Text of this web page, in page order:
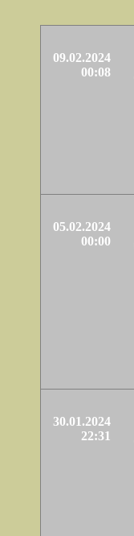
09.02.2024
00:08
05.02.2024
00:00
30.01.2024
22:31